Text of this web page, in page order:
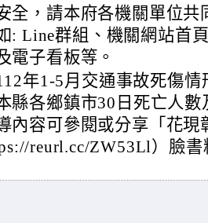
全，請本府各機關單位共
: Line群組、機關網站首
電子看板等。
年1-5月交通事故死傷情
縣各鄉鎮市30日死亡人數
內容可參閱或分享「花現
reurl.cc/ZW53Ll）臉書